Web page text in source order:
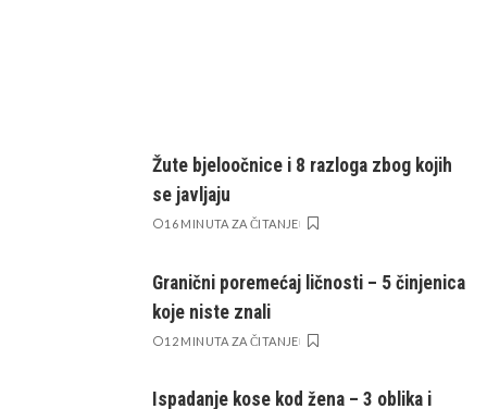
Žute bjeloočnice i 8 razloga zbog kojih
se javljaju
16 MINUTA ZA ČITANJE
Granični poremećaj ličnosti – 5 činjenica
koje niste znali
12 MINUTA ZA ČITANJE
Ispadanje kose kod žena – 3 oblika i